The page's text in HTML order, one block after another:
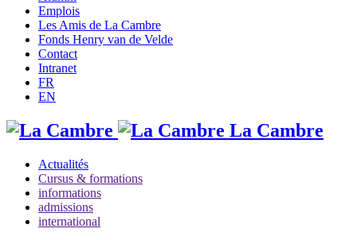
Emplois
Les Amis de La Cambre
Fonds Henry van de Velde
Contact
Intranet
FR
EN
La Cambre
Actualités
Cursus & formations
informations
admissions
international